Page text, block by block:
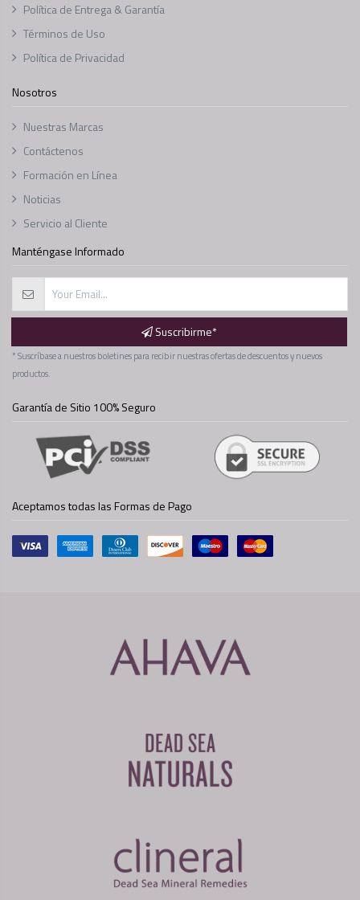
Política de Entrega & Garantía
Términos de Uso
Política de Privacidad
Nosotros
Nuestras Marcas
Contáctenos
Formación en Línea
Noticias
Servicio al Cliente
Manténgase Informado
Suscribirme*
* Suscríbase a nuestros boletines para recibir nuestras ofertas de descuentos y nuevos
productos.
Garantía de Sitio 100% Seguro
Aceptamos todas las Formas de Pago